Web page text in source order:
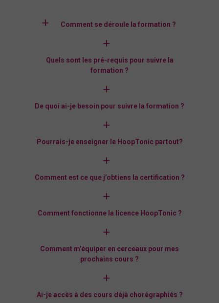
a Comment se déroule la formation ?
a
Quels sont les pré-requis pour suivre la
formation ?
a
De quoi ai-je besoin pour suivre la formation ?
a
Pourrais-je enseigner le HoopTonic partout?
a
Comment est ce que j’obtiens la certification ?
a
Comment fonctionne la licence HoopTonic ?
a
Comment m’équiper en cerceaux pour mes
prochains cours ?
a
Ai-je accès à des cours déjà chorégraphiés ?